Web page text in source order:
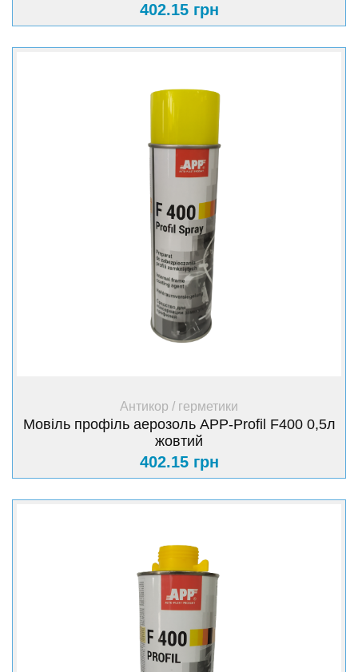
402.15 грн
+ Купити
Антикор / герметики
Мовіль профіль аерозоль APP-Profil F400 0,5л
жовтий
402.15 грн